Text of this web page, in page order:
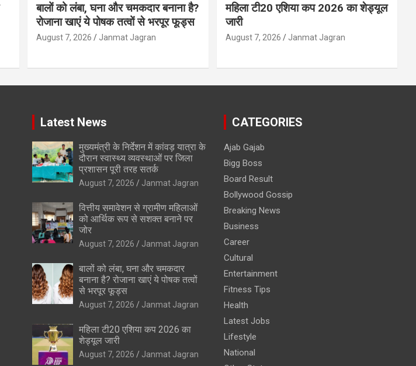
बालों को लंबा, घना और चमकदार बनाना है?
रोजाना खाएं ये पोषक तत्वों से भरपूर फूड्स
August 7, 2026 Janmat Jagran
महिला टी20 एशिया कप 2026 का शेड्यूल
जारी
August 7, 2026 Janmat Jagran
Latest News
मुख्यमंत्री के निर्देशन में कांवड़ यात्रा के
दौरान स्वास्थ्य व्यवस्थाओं पर जिला
प्रशासन पूरी तरह सतर्क
August 7, 2026 Janmat Jagran
वित्तीय समावेशन से ग्रामीण महिलाओं
को आर्थिक रूप से सशक्त बनाने पर
जोर
August 7, 2026 Janmat Jagran
बालों को लंबा, घना और चमकदार
बनाना है? रोजाना खाएं ये पोषक तत्वों
से भरपूर फूड्स
August 7, 2026 Janmat Jagran
महिला टी20 एशिया कप 2026 का
शेड्यूल जारी
August 7, 2026 Janmat Jagran
CATEGORIES
Ajab Gajab
Bigg Boss
Board Result
Bollywood Gossip
Breaking News
Business
Career
Cultural
Entertainment
Fitness Tips
Health
Latest Jobs
Lifestyle
National